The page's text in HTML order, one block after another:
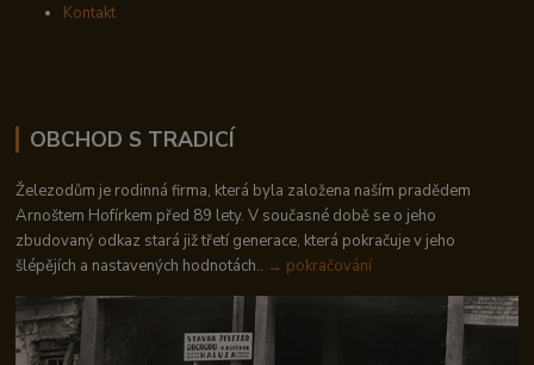
Kontakt
OBCHOD S TRADICÍ
Železodům je rodinná firma, která byla založena naším pradědem
Arnoštem Hofírkem před 89 lety. V současné době se o jeho
zbudovaný odkaz stará již třetí generace, která pokračuje v jeho
šlépějích a nastavených hodnotách.. → pokračování